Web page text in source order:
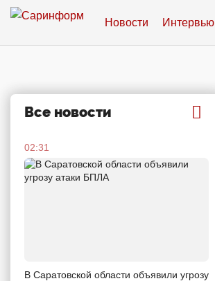
Новости Интервью
Все новости
02:31
В Саратовской области объявили угрозу